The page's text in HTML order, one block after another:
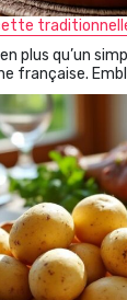
plus qu’un
française.